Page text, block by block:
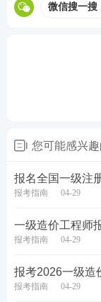
名预计都在此
提醒！造价考
↓扫码免费订
微信搜一搜
您可能感兴
报名全国一级注
报考指南 04-29
一级造价工程师
报考指南 04-29
报考2026一级造
报考指南 04-29